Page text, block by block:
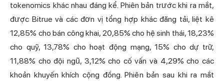
tokenomics khác nhau đáng kể. Phiên bản trước khi ra mắt,
được Bitrue và các đơn vị tổng hợp khác đăng tải, liệt kê
12,85% cho bán công khai, 20,85% cho hệ sinh thái, 18,23%
cho quỹ, 13,78% cho hoạt động mạng, 15% cho dự trữ,
11,88% cho đội ngũ, 3,12% cho cố vấn và 4,29% cho các
khoản khuyến khích cộng đồng. Phiên bản sau khi ra mắt